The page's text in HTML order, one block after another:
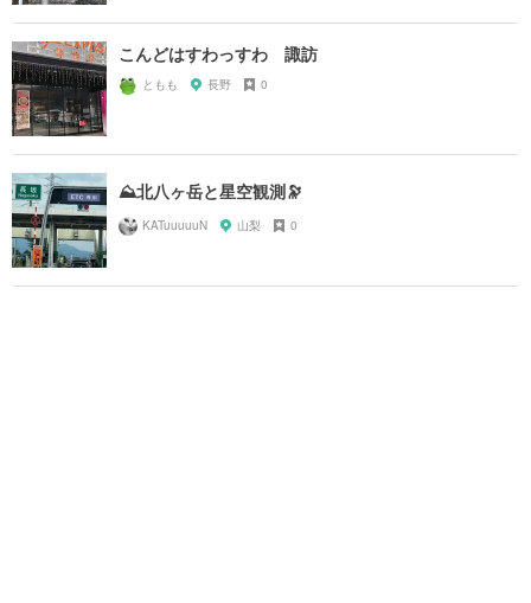
こんどはすわっすわ 諏訪
ともも 長野 0
⛰️北八ヶ岳と星空観測🔭
KATuuuuuN 山梨 0